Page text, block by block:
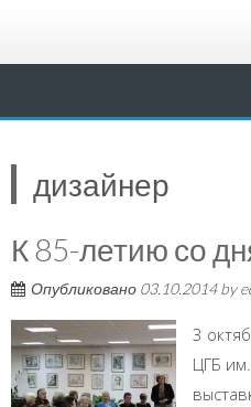
дизайнер
К 85-летию со
Опубликовано 03.10.2014by
3
ЦГБ